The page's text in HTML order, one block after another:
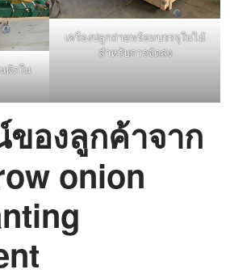
ผักใน
เครื่องปลูกถ่ายพร้อมบรรจุในไม้
สำหรับการจัดส่ง
ของลูกค้าจาก
onion